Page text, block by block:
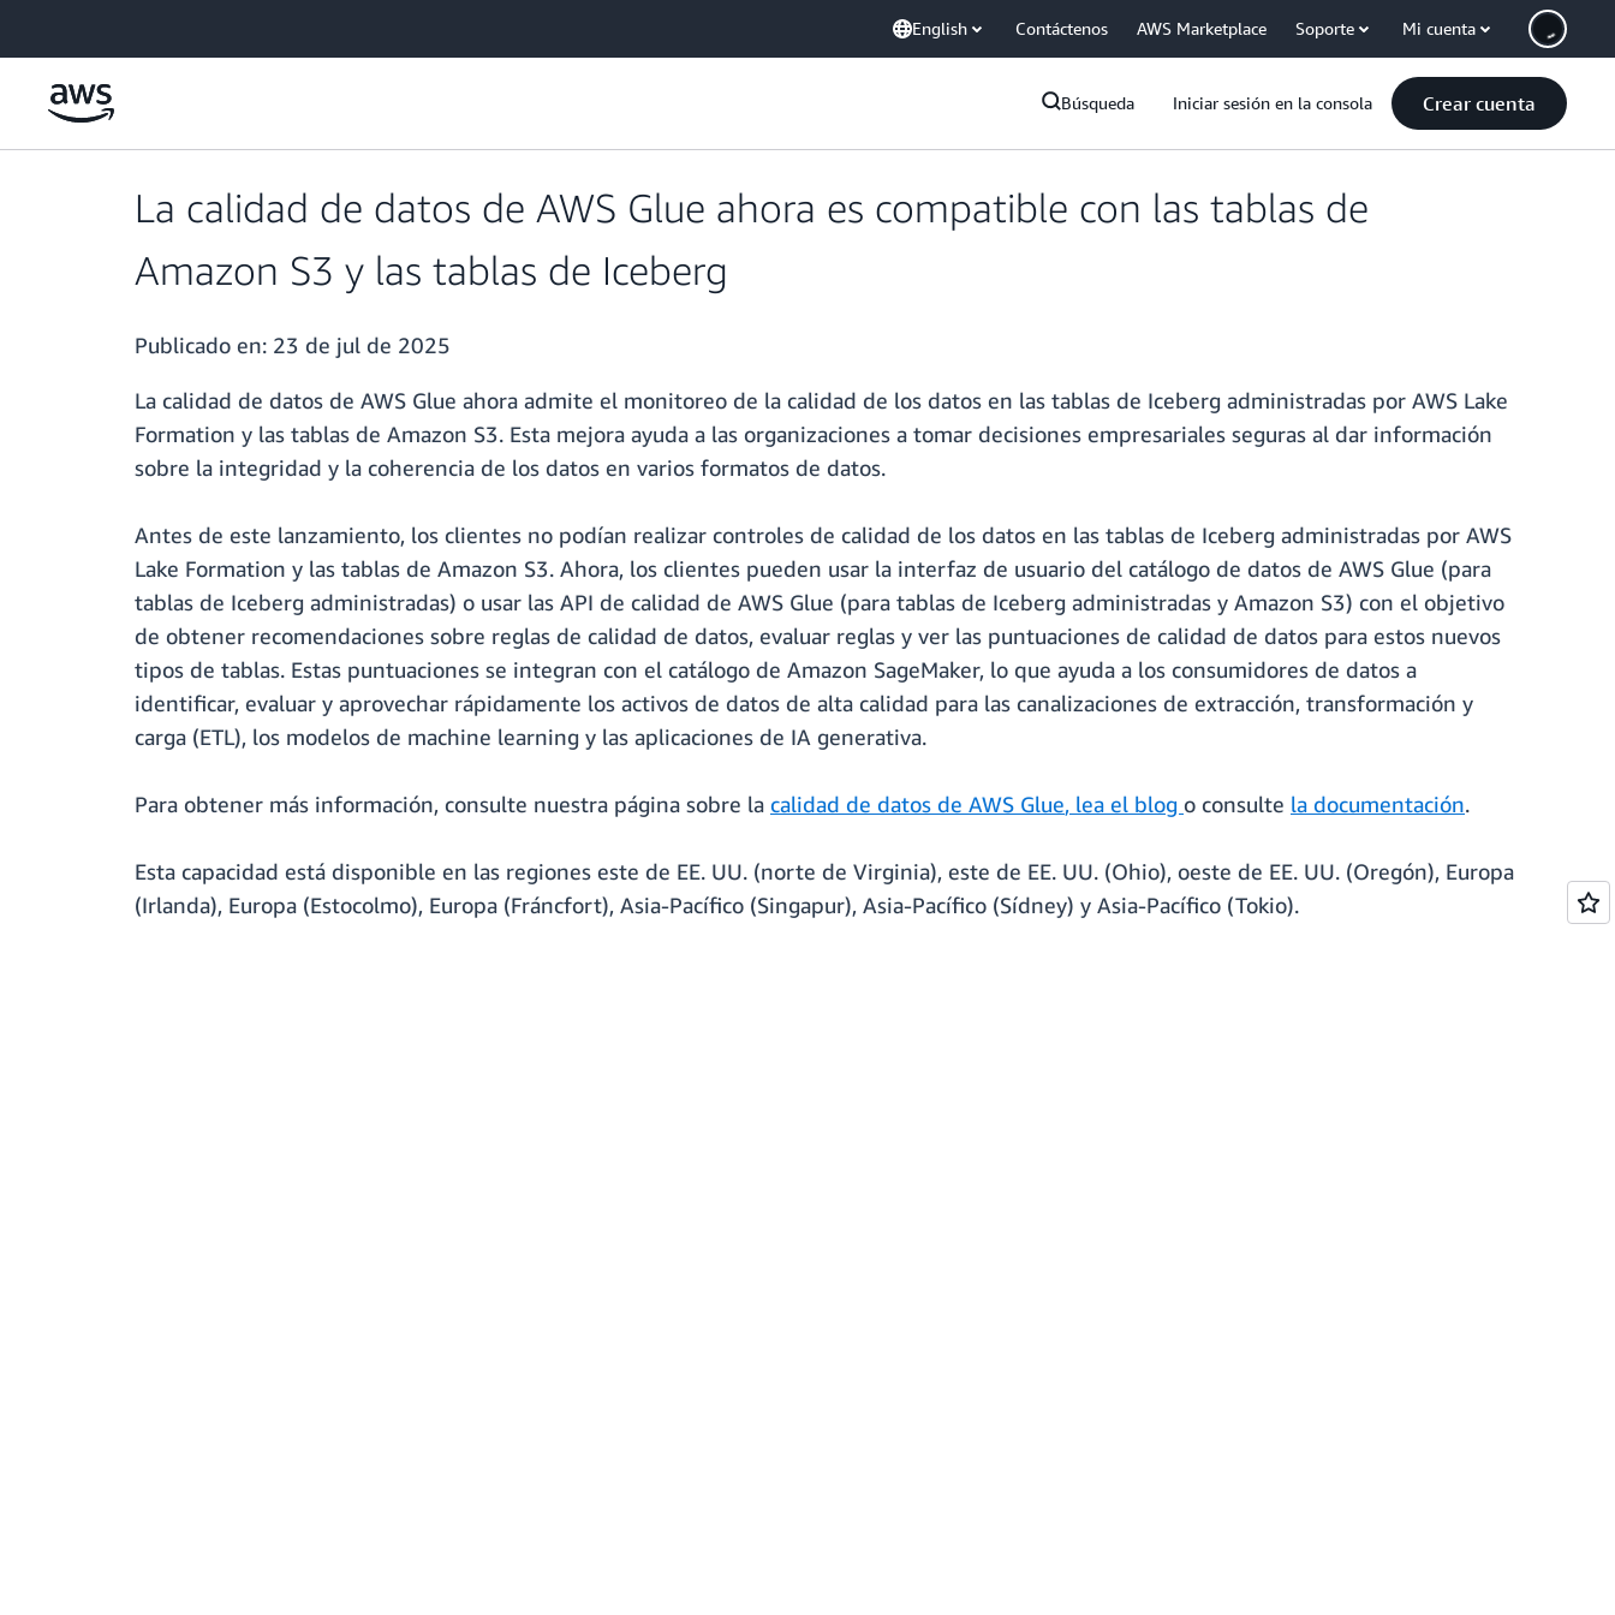
English Contáctenos AWS Marketplace Soporte Mi cuenta
Búsqueda Iniciar sesión en la consola Crear cuenta
La calidad de datos de AWS Glue ahora es compatible con las tablas de
Amazon S3 y las tablas de Iceberg
Publicado en: 23 de jul de 2025
La calidad de datos de AWS Glue ahora admite el monitoreo de la calidad de los datos en las tablas de Iceberg administradas por AWS Lake
Formation y las tablas de Amazon S3. Esta mejora ayuda a las organizaciones a tomar decisiones empresariales seguras al dar información
sobre la integridad y la coherencia de los datos en varios formatos de datos.
Antes de este lanzamiento, los clientes no podían realizar controles de calidad de los datos en las tablas de Iceberg administradas por AWS
Lake Formation y las tablas de Amazon S3. Ahora, los clientes pueden usar la interfaz de usuario del catálogo de datos de AWS Glue (para
tablas de Iceberg administradas) o usar las API de calidad de AWS Glue (para tablas de Iceberg administradas y Amazon S3) con el objetivo
de obtener recomendaciones sobre reglas de calidad de datos, evaluar reglas y ver las puntuaciones de calidad de datos para estos nuevos
tipos de tablas. Estas puntuaciones se integran con el catálogo de Amazon SageMaker, lo que ayuda a los consumidores de datos a
identificar, evaluar y aprovechar rápidamente los activos de datos de alta calidad para las canalizaciones de extracción, transformación y
carga (ETL), los modelos de machine learning y las aplicaciones de IA generativa.
Para obtener más información, consulte nuestra página sobre la calidad de datos de AWS Glue, lea el blog o consulte la documentación.
Esta capacidad está disponible en las regiones este de EE. UU. (norte de Virginia), este de EE. UU. (Ohio), oeste de EE. UU. (Oregón), Europa
(Irlanda), Europa (Estocolmo), Europa (Fráncfort), Asia-Pacífico (Singapur), Asia-Pacífico (Sídney) y Asia-Pacífico (Tokio).